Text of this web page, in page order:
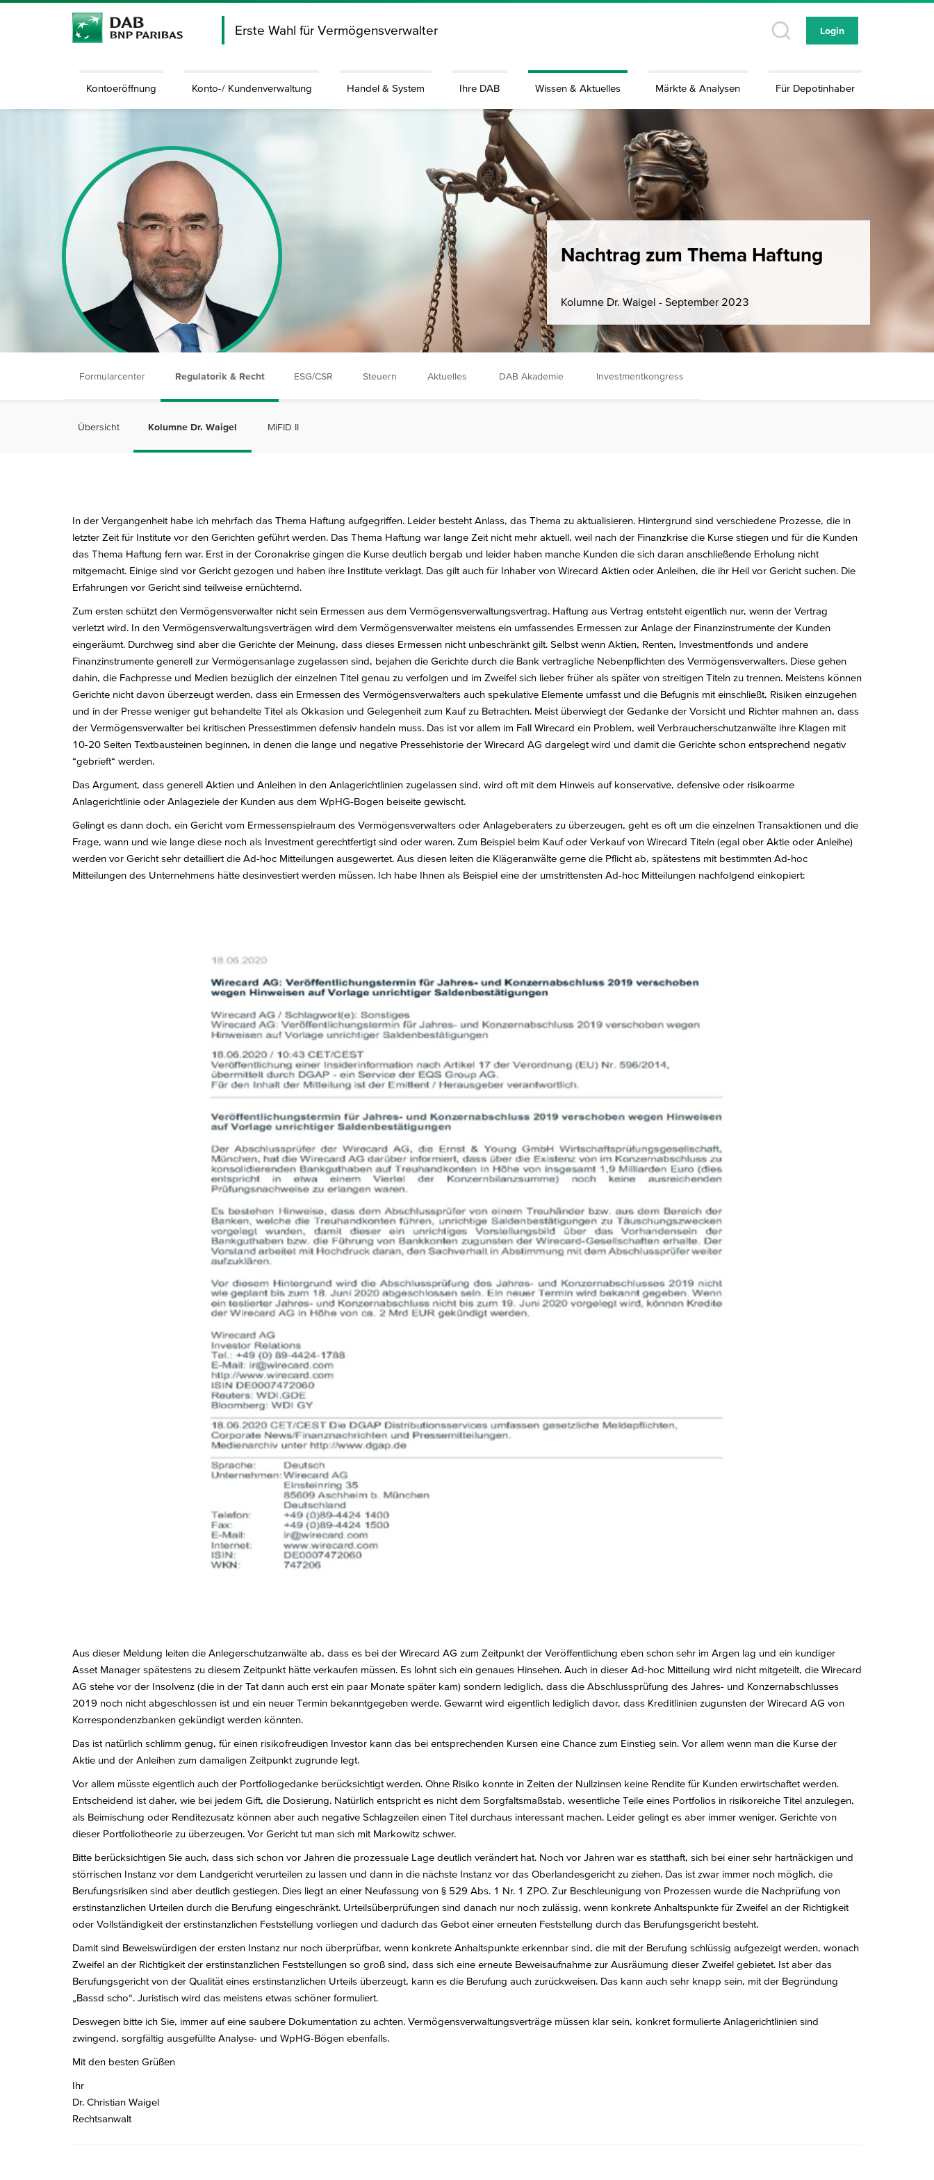
Erste Wahl für Vermögensverwalter Login
Kontoeröffnung Konto-/ Kundenverwaltung Handel & System Ihre DAB Wissen & Aktuelles Märkte & Analysen Für Depotinhaber
Nachtrag zum Thema Haftung
Kolumne Dr. Waigel - September 2023
Formularcenter Regulatorik & Recht ESG/CSR Steuern Aktuelles DAB Akademie Investmentkongress
Übersicht Kolumne Dr. Waigel MiFID II
In der Vergangenheit habe ich mehrfach das Thema Haftung aufgegriffen. Leider besteht Anlass, das Thema zu aktualisieren. Hintergrund sind verschiedene Prozesse, die in
letzter Zeit für Institute vor den Gerichten geführt werden. Das Thema Haftung war lange Zeit nicht mehr aktuell, weil nach der Finanzkrise die Kurse stiegen und für die Kunden
das Thema Haftung fern war. Erst in der Coronakrise gingen die Kurse deutlich bergab und leider haben manche Kunden die sich daran anschließende Erholung nicht
mitgemacht. Einige sind vor Gericht gezogen und haben ihre Institute verklagt. Das gilt auch für Inhaber von Wirecard Aktien oder Anleihen, die ihr Heil vor Gericht suchen. Die
Erfahrungen vor Gericht sind teilweise ernüchternd.
Zum ersten schützt den Vermögensverwalter nicht sein Ermessen aus dem Vermögensverwaltungsvertrag. Haftung aus Vertrag entsteht eigentlich nur, wenn der Vertrag
verletzt wird. In den Vermögensverwaltungsverträgen wird dem Vermögensverwalter meistens ein umfassendes Ermessen zur Anlage der Finanzinstrumente der Kunden
eingeräumt. Durchweg sind aber die Gerichte der Meinung, dass dieses Ermessen nicht unbeschränkt gilt. Selbst wenn Aktien, Renten, Investmentfonds und andere
Finanzinstrumente generell zur Vermögensanlage zugelassen sind, bejahen die Gerichte durch die Bank vertragliche Nebenpflichten des Vermögensverwalters. Diese gehen
dahin, die Fachpresse und Medien bezüglich der einzelnen Titel genau zu verfolgen und im Zweifel sich lieber früher als später von streitigen Titeln zu trennen. Meistens können
Gerichte nicht davon überzeugt werden, dass ein Ermessen des Vermögensverwalters auch spekulative Elemente umfasst und die Befugnis mit einschließt, Risiken einzugehen
und in der Presse weniger gut behandelte Titel als Okkasion und Gelegenheit zum Kauf zu Betrachten. Meist überwiegt der Gedanke der Vorsicht und Richter mahnen an, dass
der Vermögensverwalter bei kritischen Pressestimmen defensiv handeln muss. Das ist vor allem im Fall Wirecard ein Problem, weil Verbraucherschutzanwälte ihre Klagen mit
10-20 Seiten Textbausteinen beginnen, in denen die lange und negative Pressehistorie der Wirecard AG dargelegt wird und damit die Gerichte schon entsprechend negativ
“gebrieft“ werden.
Das Argument, dass generell Aktien und Anleihen in den Anlagerichtlinien zugelassen sind, wird oft mit dem Hinweis auf konservative, defensive oder risikoarme
Anlagerichtlinie oder Anlageziele der Kunden aus dem WpHG-Bogen beiseite gewischt.
Gelingt es dann doch, ein Gericht vom Ermessenspielraum des Vermögensverwalters oder Anlageberaters zu überzeugen, geht es oft um die einzelnen Transaktionen und die
Frage, wann und wie lange diese noch als Investment gerechtfertigt sind oder waren. Zum Beispiel beim Kauf oder Verkauf von Wirecard Titeln (egal ober Aktie oder Anleihe)
werden vor Gericht sehr detailliert die Ad-hoc Mitteilungen ausgewertet. Aus diesen leiten die Klägeranwälte gerne die Pflicht ab, spätestens mit bestimmten Ad-hoc
Mitteilungen des Unternehmens hätte desinvestiert werden müssen. Ich habe Ihnen als Beispiel eine der umstrittensten Ad-hoc Mitteilungen nachfolgend einkopiert:
Aus dieser Meldung leiten die Anlegerschutzanwälte ab, dass es bei der Wirecard AG zum Zeitpunkt der Veröffentlichung eben schon sehr im Argen lag und ein kundiger
Asset Manager spätestens zu diesem Zeitpunkt hätte verkaufen müssen. Es lohnt sich ein genaues Hinsehen. Auch in dieser Ad-hoc Mitteilung wird nicht mitgeteilt, die Wirecard
AG stehe vor der Insolvenz (die in der Tat dann auch erst ein paar Monate später kam) sondern lediglich, dass die Abschlussprüfung des Jahres- und Konzernabschlusses
2019 noch nicht abgeschlossen ist und ein neuer Termin bekanntgegeben werde. Gewarnt wird eigentlich lediglich davor, dass Kreditlinien zugunsten der Wirecard AG von
Korrespondenzbanken gekündigt werden könnten.
Das ist natürlich schlimm genug, für einen risikofreudigen Investor kann das bei entsprechenden Kursen eine Chance zum Einstieg sein. Vor allem wenn man die Kurse der
Aktie und der Anleihen zum damaligen Zeitpunkt zugrunde legt.
Vor allem müsste eigentlich auch der Portfoliogedanke berücksichtigt werden. Ohne Risiko konnte in Zeiten der Nullzinsen keine Rendite für Kunden erwirtschaftet werden.
Entscheidend ist daher, wie bei jedem Gift, die Dosierung. Natürlich entspricht es nicht dem Sorgfaltsmaßstab, wesentliche Teile eines Portfolios in risikoreiche Titel anzulegen,
als Beimischung oder Renditezusatz können aber auch negative Schlagzeilen einen Titel durchaus interessant machen. Leider gelingt es aber immer weniger, Gerichte von
dieser Portfoliotheorie zu überzeugen. Vor Gericht tut man sich mit Markowitz schwer.
Bitte berücksichtigen Sie auch, dass sich schon vor Jahren die prozessuale Lage deutlich verändert hat. Noch vor Jahren war es statthaft, sich bei einer sehr hartnäckigen und
störrischen Instanz vor dem Landgericht verurteilen zu lassen und dann in die nächste Instanz vor das Oberlandesgericht zu ziehen. Das ist zwar immer noch möglich, die
Berufungsrisiken sind aber deutlich gestiegen. Dies liegt an einer Neufassung von § 529 Abs. 1 Nr. 1 ZPO. Zur Beschleunigung von Prozessen wurde die Nachprüfung von
erstinstanzlichen Urteilen durch die Berufung eingeschränkt. Urteilsüberprüfungen sind danach nur noch zulässig, wenn konkrete Anhaltspunkte für Zweifel an der Richtigkeit
oder Vollständigkeit der erstinstanzlichen Feststellung vorliegen und dadurch das Gebot einer erneuten Feststellung durch das Berufungsgericht besteht.
Damit sind Beweiswürdigen der ersten Instanz nur noch überprüfbar, wenn konkrete Anhaltspunkte erkennbar sind, die mit der Berufung schlüssig aufgezeigt werden, wonach
Zweifel an der Richtigkeit der erstinstanzlichen Feststellungen so groß sind, dass sich eine erneute Beweisaufnahme zur Ausräumung dieser Zweifel gebietet. Ist aber das
Berufungsgericht von der Qualität eines erstinstanzlichen Urteils überzeugt, kann es die Berufung auch zurückweisen. Das kann auch sehr knapp sein, mit der Begründung
„Bassd scho“. Juristisch wird das meistens etwas schöner formuliert.
Deswegen bitte ich Sie, immer auf eine saubere Dokumentation zu achten. Vermögensverwaltungsverträge müssen klar sein, konkret formulierte Anlagerichtlinien sind
zwingend, sorgfältig ausgefüllte Analyse- und WpHG-Bögen ebenfalls.
Mit den besten Grüßen
Ihr
Dr. Christian Waigel
Rechtsanwalt